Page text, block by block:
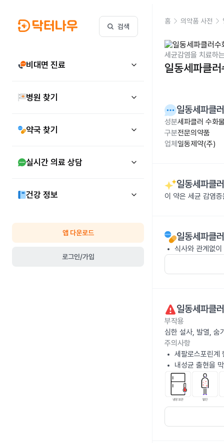
검색
비대면 진료
병원 찾기
약국 찾기
실시간 의료 상담
건강 정보
앱 다운로드
로그인/가입
홈 의약품 사전
세균감염을 치료하
일동세파클
일동세파클
성분세파클러 수화
구분전문의약품
업체 일동제약(주)
일동세파클
이 약은 세균 감염
일동세파클
식사와 관계없
일동세파클
부작용
심한 설사, 발열, 숨
주의사항
세팔로스포린계
내성균 출현을